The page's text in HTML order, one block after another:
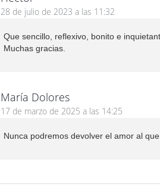
28 de julio de 2023 a las 11:32
Que sencillo, reflexivo, bonito e
Muchas gracias.
María Dolores
17 de marzo de 2025 a las 14:25
Nunca podremos devolver el amor al que